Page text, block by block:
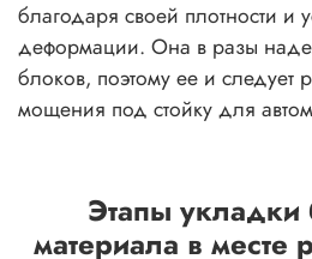
благодаря своей плотности и
деформации. Она в разы
блоков, поэтому ее и следует
мощения под стойку для
Этапы укладки
материала в месте